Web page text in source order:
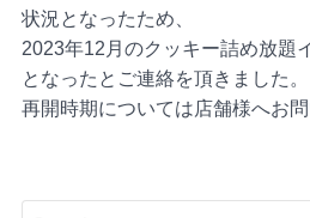
状況となったため、
2023年12月のクッキー詰め放題
となったとご連絡を頂きました。
再開時期については店舗様へお問